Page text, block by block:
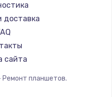
руб.
HP
доставка
сайта
Ремонт планшетов.